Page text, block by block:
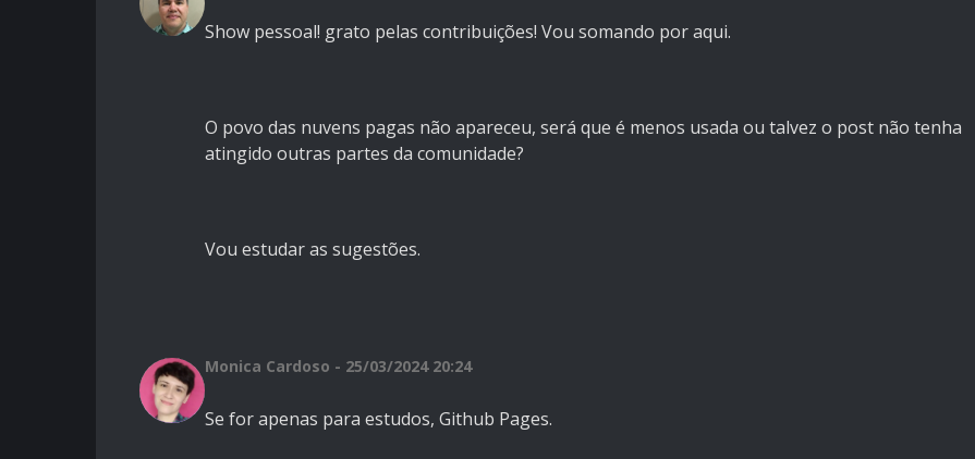
Show pessoal! grato pelas contribuições! Vou somando por aqui.
O povo das nuvens pagas não apareceu, será que é menos usada ou talvez o post não tenha
atingido outras partes da comunidade?
Vou estudar as sugestões.
Monica Cardoso - 25/03/2024 20:24
Se for apenas para estudos, Github Pages.